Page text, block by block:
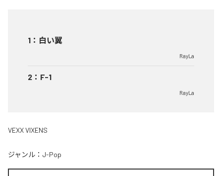
1 ： 白い翼
RayLa
2 ： F-1
RayLa
VEXX VIXENS
ジャンル： J-Pop